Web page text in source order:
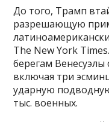
До того, Трамп
разрешающую
The New York
берегам
включая три
ударную
тыс. военных.